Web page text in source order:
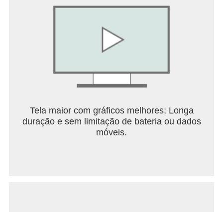
Abundância, sua Aliança se tornará o domínio de
enquanto seus inimigos serão punidos. Faça sua
história lendária ecoar pelo reino das formigas!
online ao vivo para uma experiência totalmente
nova! Qualquer que seja o problema, você pode
estaremos lá para ajudar o mais rápido possível:
◆ LINE: @theantsgame (non dimenticare "@")
◆ Discord: https://discord.gg/PazRBH8kCC
Tela maior com gráficos melhores; Longa
duração e sem limitação de bateria ou dados
móveis.